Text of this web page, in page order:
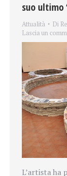
suo ultimo
Attualità Di
Lascia un
L’artista ha